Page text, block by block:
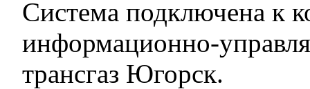
Система подключена к
информационно-
трансгаз Югорск.